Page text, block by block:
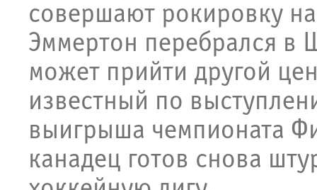
совершают рокировку
Эммертон перебрался в
может прийти другой
известный по
выигрыша чемпионата
канадец готов снова